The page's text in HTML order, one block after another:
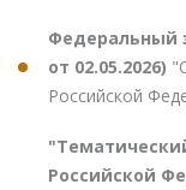
Федеральный
от 02.05.2026)
Российской
Российской